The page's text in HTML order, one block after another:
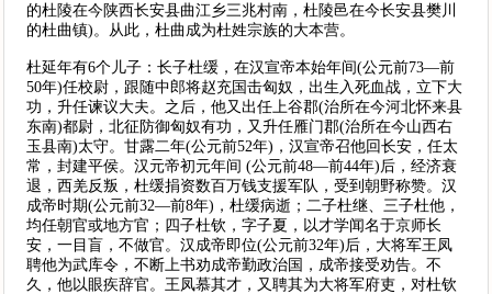
的杜陵在今陕西长安县曲江乡三兆村南，杜陵邑在今长安县樊川
的杜曲镇)。从此，杜曲成为杜姓宗族的大本营。
杜延年有6个儿子：长子杜缓，在汉宣帝本始年间(公元前73—前
50年)任校尉，跟随中郎将赵充国击匈奴，出生入死血战，立下大
功，升任谏议大夫。之后，他又出任上谷郡(治所在今河北怀来县
东南)都尉，北征防御匈奴有功，又升任雁门郡(治所在今山西右
玉县南)太守。甘露二年(公元前52年)，汉宣帝召他回长安，任太
常，封建平侯。汉元帝初元年间 (公元前48—前44年)后，经济衰
退，西羌反叛，杜缓捐资数百万钱支援军队，受到朝野称赞。汉
成帝时期(公元前32—前8年)，杜缓病逝；二子杜继、三子杜他，
均任朝官或地方官；四子杜钦，字子夏，以才学闻名于京师长
安，一目盲，不做官。汉成帝即位(公元前32年)后，大将军王凤
聘他为武库令，不断上书劝成帝勤政治国，成帝接受劝告。不
久，他以眼疾辞官。王凤慕其才，又聘其为大将军府吏，对杜钦